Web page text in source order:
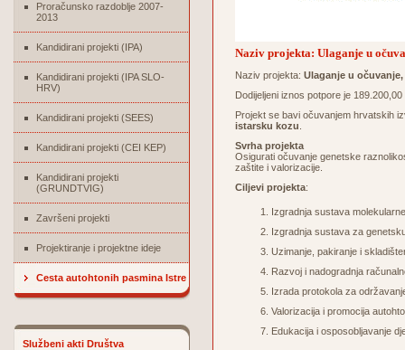
Proračunsko razdoblje 2007-
2013
Kandidirani projekti (IPA)
Kandidirani projekti (IPA SLO-
HRV)
Kandidirani projekti (SEES)
Kandidirani projekti (CEI KEP)
Kandidirani projekti
(GRUNDTVIG)
Završeni projekti
Projektiranje i projektne ideje
Cesta autohtonih pasmina Istre
Službeni akti Društva
Naziv projekta: Ulaganje u
Naziv projekta: Ulaganje u
Dodijeljeni iznos potpore je 189.200,00
Projekt se bavi očuvanjem hrvatskih
istarsku kozu
Svrha projekta
Osigurati očuvanje genetske
zaštite i valorizacije.
Ciljevi projekta:
Izgradnja sustava
Izgradnja sustava za
Uzimanje, pakiranje i
Razvoj i nadogradnja
Izrada protokola za
Valorizacija i promocija
Edukacija i osposobljavanje